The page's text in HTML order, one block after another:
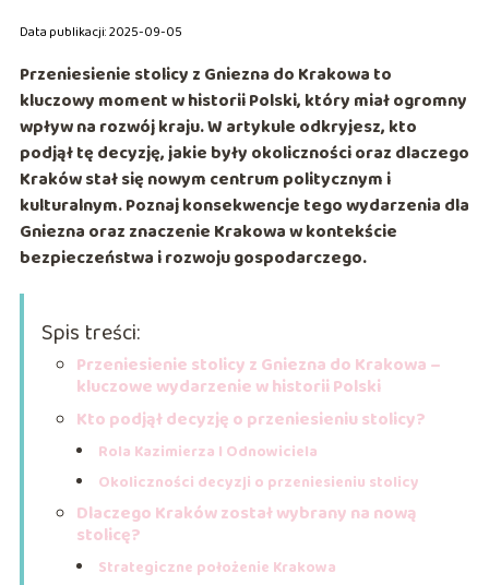
Data publikacji: 2025-09-05
Przeniesienie stolicy z Gniezna do Krakowa to
kluczowy moment w historii Polski, który miał ogromny
wpływ na rozwój kraju. W artykule odkryjesz, kto
podjął tę decyzję, jakie były okoliczności oraz dlaczego
Kraków stał się nowym centrum politycznym i
kulturalnym. Poznaj konsekwencje tego wydarzenia dla
Gniezna oraz znaczenie Krakowa w kontekście
bezpieczeństwa i rozwoju gospodarczego.
Spis treści:
Przeniesienie stolicy z Gniezna do Krakowa –
kluczowe wydarzenie w historii Polski
Kto podjął decyzję o przeniesieniu stolicy?
Rola Kazimierza I Odnowiciela
Okoliczności decyzji o przeniesieniu stolicy
Dlaczego Kraków został wybrany na nową
stolicę?
Strategiczne położenie Krakowa